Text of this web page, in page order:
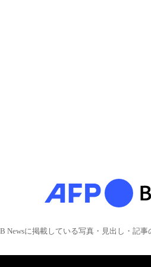
Newsに掲載している写真・見出し・記